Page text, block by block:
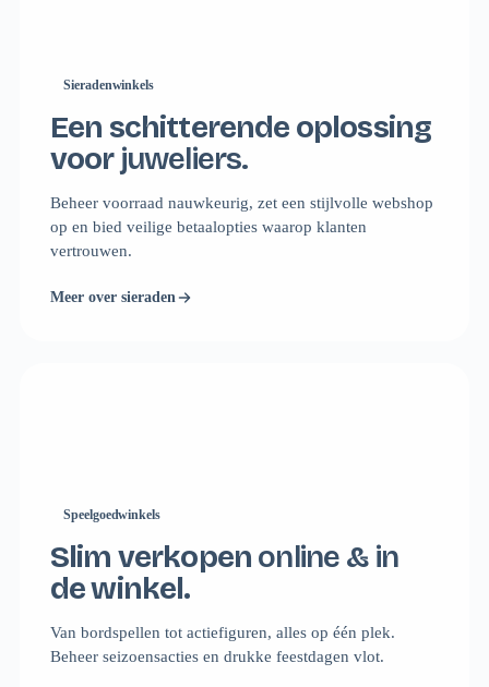
Sieradenwinkels
Een schitterende oplossing
voor juweliers.
Beheer voorraad nauwkeurig, zet een stijlvolle webshop
op en bied veilige betaalopties waarop klanten
vertrouwen.
Meer over sieraden
Speelgoedwinkels
Slim verkopen online & in
de winkel.
Van bordspellen tot actiefiguren, alles op één plek.
Beheer seizoensacties en drukke feestdagen vlot.